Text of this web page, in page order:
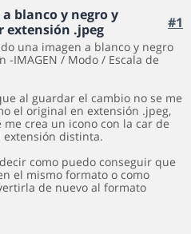
blanco y negro y
extensión .jpeg
#1
una imagen a blanco y negro
-IMAGEN / Modo / Escala de
al guardar el cambio no se me
el original en extensión .jpeg,
me crea un icono con la car de
extensión distinta.
como puedo conseguir que
el mismo formato o como
de nuevo al formato